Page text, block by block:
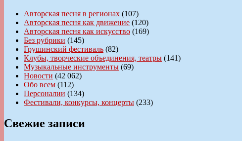
Авторская песня в регионах (107)
Авторская песня как движение (120)
Авторская песня как искусство (169)
Без рубрики (145)
Грушинский фестиваль (82)
Клубы, творческие объединения, театры (141)
Музыкальные инструменты (69)
Новости (42 062)
Обо всем (112)
Персоналии (134)
Фестивали, конкурсы, концерты (233)
Свежие записи